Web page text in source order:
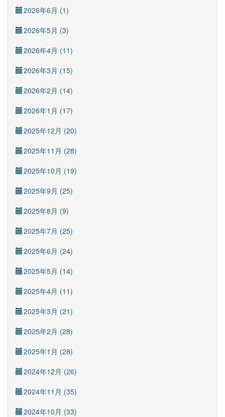
2026年6月 (1)
2026年5月 (3)
2026年4月 (11)
2026年3月 (15)
2026年2月 (14)
2026年1月 (17)
2025年12月 (20)
2025年11月 (28)
2025年10月 (19)
2025年9月 (25)
2025年8月 (9)
2025年7月 (25)
2025年6月 (24)
2025年5月 (14)
2025年4月 (11)
2025年3月 (21)
2025年2月 (28)
2025年1月 (28)
2024年12月 (26)
2024年11月 (35)
2024年10月 (33)